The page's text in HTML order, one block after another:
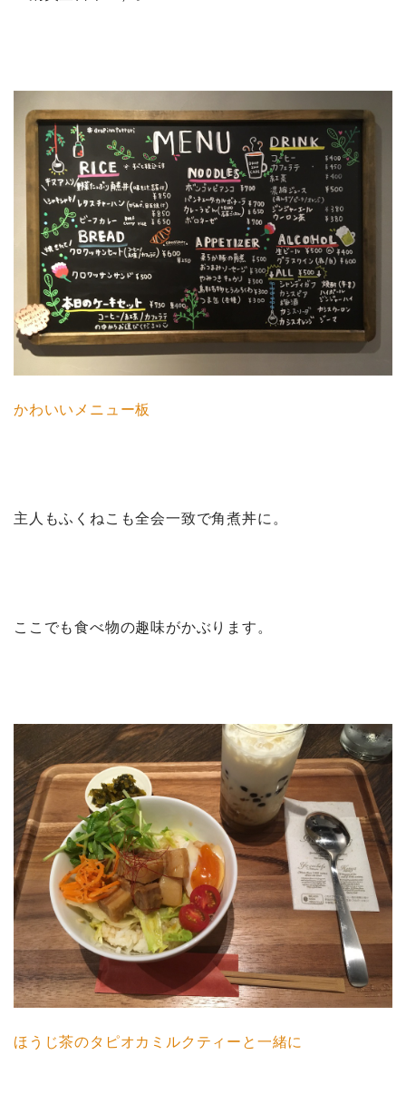
かわいいメニュー板
主人もふくねこも全会一致で角煮丼に。
ここでも食べ物の趣味がかぶります。
ほうじ茶のタピオカミルクティーと一緒に